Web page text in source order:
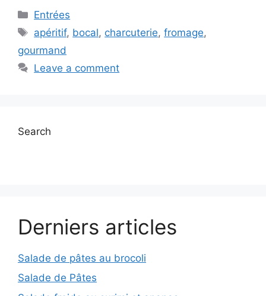
Categories
Entrées
Tags
apéritif, bocal, charcuterie,fromage,
gourmand
Leave a comment
Search
Derniers articles
Salade de pâtes au brocoli
Salade de Pâtes